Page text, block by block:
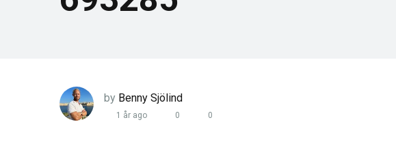
by Benny Sjölind
1 år ago 0 0